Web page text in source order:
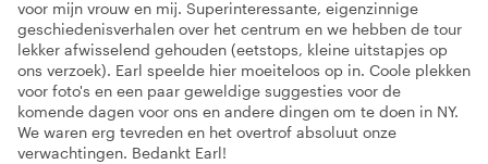
voor mijn vrouw en mij. Superinteressante, eigenzinnige
geschiedenisverhalen over het centrum en we hebben de tour
lekker afwisselend gehouden (eetstops, kleine uitstapjes op
ons verzoek). Earl speelde hier moeiteloos op in. Coole plekken
voor foto's en een paar geweldige suggesties voor de
komende dagen voor ons en andere dingen om te doen in NY.
We waren erg tevreden en het overtrof absoluut onze
verwachtingen. Bedankt Earl!